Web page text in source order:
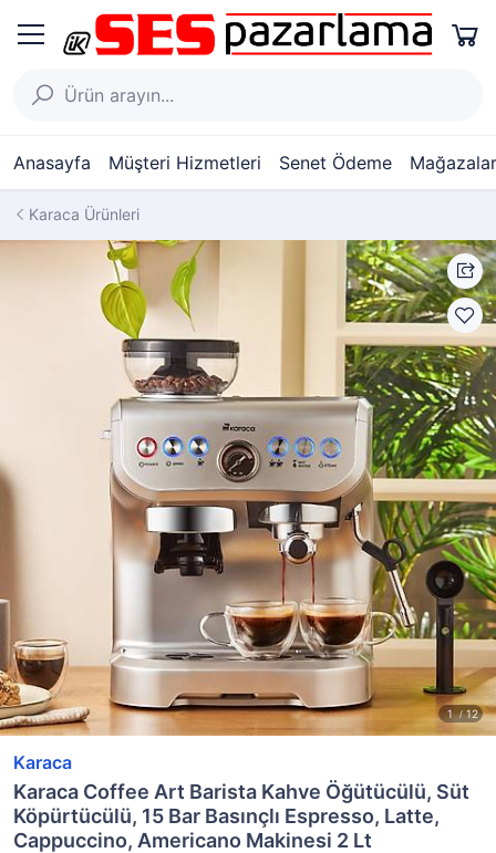
Anasayfa Müşteri Hizmetleri Senet Ödeme
Karaca Ürünleri
Karaca
Karaca Coffee Art Barista Kahve Öğütücülü, Süt
Köpürtücülü, 15 Bar Basınçlı Espresso, Latte,
Cappuccino, Americano Makinesi 2 Lt